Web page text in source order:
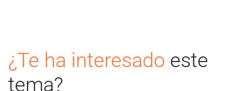
¿Te ha interesado este
tema?